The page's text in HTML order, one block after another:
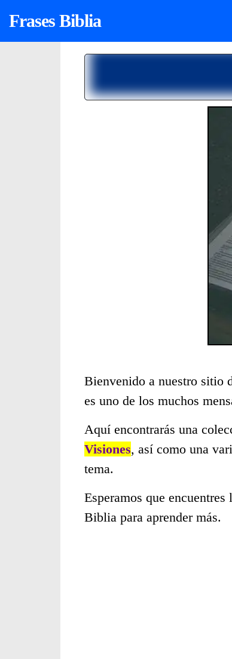
Frases Biblia
Bienvenido a nuestro sitio
es uno de los muchos
Aquí encontrarás una
Visiones, así como una
tema.
Esperamos que
Biblia para aprender más.